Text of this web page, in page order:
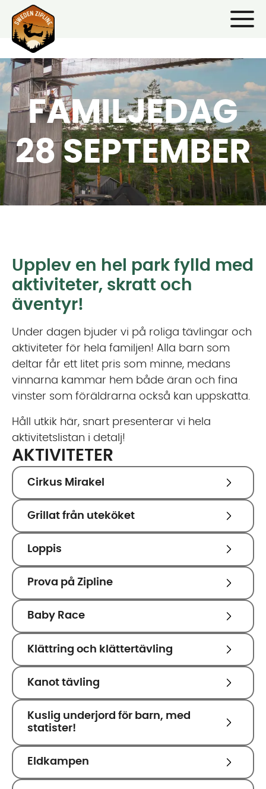
FAMILJEDAG
28 SEPTEMBER
Upplev en hel park fylld med
aktiviteter, skratt och
äventyr!
Under dagen bjuder vi på roliga tävlingar och
aktiviteter för hela familjen! Alla barn som
deltar får ett litet pris som minne, medans
vinnarna kammar hem både äran och fina
vinster som föräldrarna också kan uppskatta.
Håll utkik här, snart presenterar vi hela
aktivitetslistan i detalj!
AKTIVITETER
Cirkus Mirakel
Grillat från uteköket
Loppis
Prova på Zipline
Baby Race
Klättring och klättertävling
Kanot tävling
Kuslig underjord för barn, med
statister!
Eldkampen